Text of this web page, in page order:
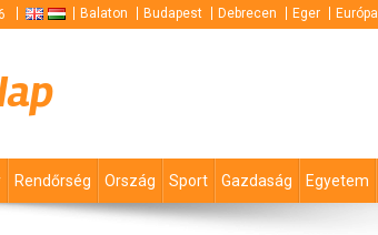
Balaton Budapest Debrecen Eger Európa
Rendőrség Ország Sport Gazdaság Egyetem